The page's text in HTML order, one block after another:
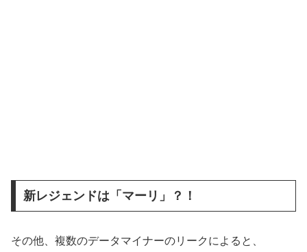
新レジェンドは「マーリ」？！
その他、複数のデータマイナーのリークによると、